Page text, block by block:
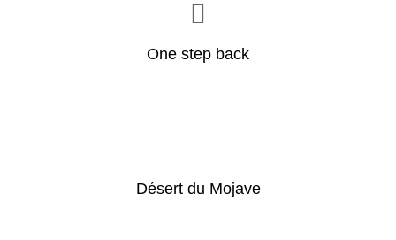
One step back
Désert du Mojave